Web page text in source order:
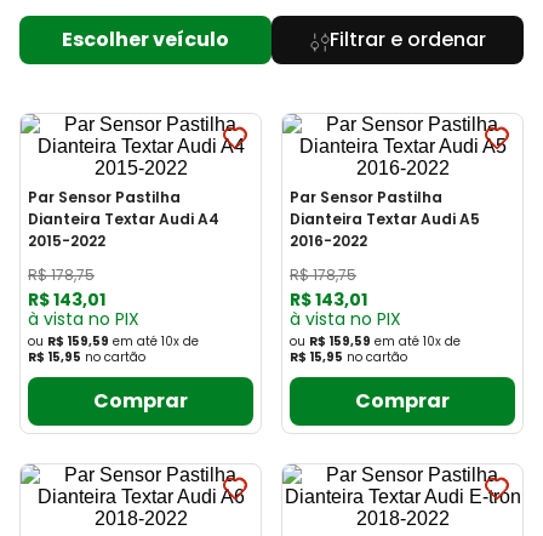
Escolher veículo
Par Sensor Pastilha
Dianteira Textar Audi A4
2015-2022
R$178,75
R$143,01
à vista no PIX
ou R$ 159,59 em até 10x de
R$ 15,95 no cartão
Comprar
Par Sensor Pastilha
Dianteira Textar Audi A5
2016-2022
R$178,75
R$143,01
à vista no PIX
ou R$ 159,59 em até 10x de
R$ 15,95 no cartão
Comprar